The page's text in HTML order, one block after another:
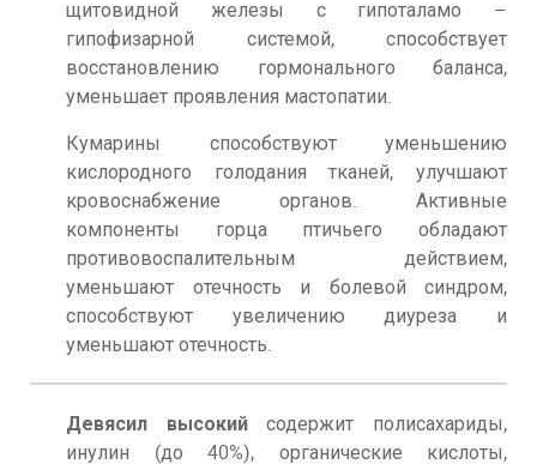
щитовидной железы с гипоталамо –
гипофизарной системой, способствует
восстановлению гормонального баланса,
уменьшает проявления мастопатии.
Кумарины способствуют уменьшению
кислородного голодания тканей, улучшают
кровоснабжение органов. Активные
компоненты горца птичьего обладают
противовоспалительным действием,
уменьшают отечность и болевой синдром,
способствуют увеличению диуреза и
уменьшают отечность.
Девясил высокийсодержит полисахариды,
инулин (до 40%), органические кислоты,